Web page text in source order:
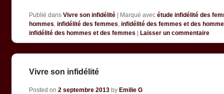
Publié dans Vivre son infidélité Marqué avec étude infidélité des
hommes,infidélité des femmes,infidélité des femmes et des
infidélité des hommes et des femmes
Laisser un commentaire
Vivre son infidélité
Posted on2 septembre 2013 by Emilie G